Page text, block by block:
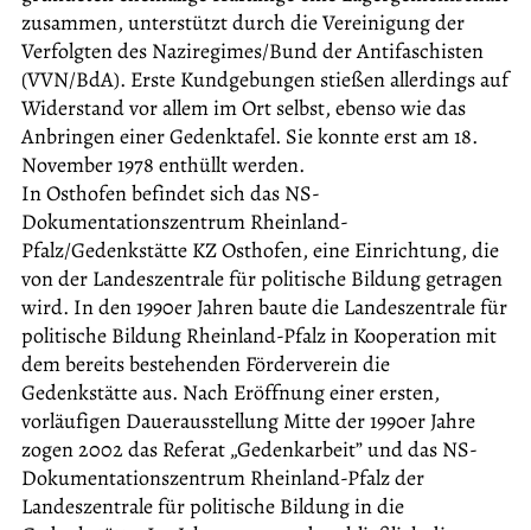
zusammen, unterstützt durch die Vereinigung der
Verfolgten des Naziregimes/Bund der Antifaschisten
(VVN/BdA). Erste Kundgebungen stießen allerdings auf
Widerstand vor allem im Ort selbst, ebenso wie das
Anbringen einer Gedenktafel. Sie konnte erst am 18.
November 1978 enthüllt werden.
In Osthofen befindet sich das NS-
Dokumentationszentrum Rheinland-
Pfalz/Gedenkstätte KZ Osthofen, eine Einrichtung, die
von der Landeszentrale für politische Bildung getragen
wird. In den 1990er Jahren baute die Landeszentrale für
politische Bildung Rheinland-Pfalz in Kooperation mit
dem bereits bestehenden Förderverein die
Gedenkstätte aus. Nach Eröffnung einer ersten,
vorläufigen Dauerausstellung Mitte der 1990er Jahre
zogen 2002 das Referat „Gedenkarbeit” und das NS-
Dokumentationszentrum Rheinland-Pfalz der
Landeszentrale für politische Bildung in die